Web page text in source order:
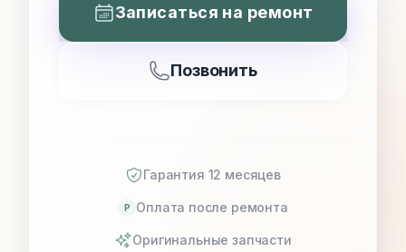
Записаться на ремонт
Позвонить
Гарантия 12 месяцев
P Оплата после ремонта
Оригинальные запчасти